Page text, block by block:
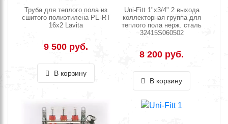
Труба для теплого пола из
сшитого полиэтилена PE-RT
16х2 Lavita
9 500 руб.
В корзину
Uni-Fitt 1"х3/4" 2 выхода
коллекторная группа для
теплого пола нерж. сталь
32415S060502
8 200 руб.
В корзину